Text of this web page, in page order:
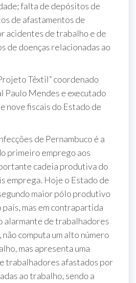
falta de depósitos de
de afastamentos de
acidentes de trabalho e de
de doenças relacionadas ao
Têxtil” coordenado
Paulo Mendes e executado
nove fiscais do Estado de
de Pernambuco é a
primeiro emprego aos
cadeia produtiva do
emprega. Hoje o Estado de
maior pólo produtivo
país, mas em contrapartida
alarmante de trabalhadores
computa um alto número
mas apresenta uma
trabalhadores afastados por
ao trabalho, sendo a